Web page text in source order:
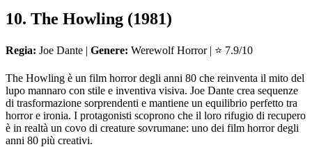
10. The Howling (1981)
Regia: Joe Dante | Genere: Werewolf Horror | ⭐ 7.9/10
The Howling è un film horror degli anni 80 che reinventa il mito del
lupo mannaro con stile e inventiva visiva. Joe Dante crea sequenze
di trasformazione sorprendenti e mantiene un equilibrio perfetto tra
horror e ironia. I protagonisti scoprono che il loro rifugio di recupero
è in realtà un covo di creature sovrumane: uno dei film horror degli
anni 80 più creativi.